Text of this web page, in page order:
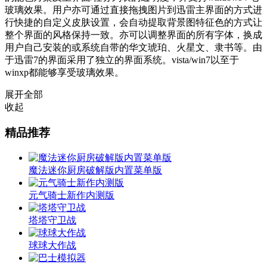
玻璃效果。用户亦可通过直接拖拽图片到迅雷主界面的方式进
行快捷的自定义皮肤设置，会自动提取背景图特征色的方式让
整个界面的风格保持一致。亦可以调整界面的所有字体，换成
用户自己安装的或系统自带的华文琥珀、火星文、隶书等。由
于迅雷7的界面采用了独立的界面系统。vista/win7以至于
winxp都能够享受玻璃效果。
展开全部
收起
精品推荐
魔法迷你厨房破解版内置菜单版
元气骑士新作内测版
塔塔守卫战
球球大作战